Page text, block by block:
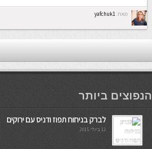
מאת: yafchuk1
мостбет кг
הנפוצים ביותר
לברק בניחוח תפוז ודניס עם ירוקים
12 ביולי 2015